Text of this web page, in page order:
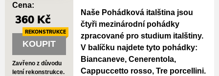
Naše Pohádková italština jsou
čtyři mezinárodní pohádky
zpracované pro studium italštiny.
V balíčku najdete tyto pohádky:
Biancaneve, Cenerentola,
Cappuccetto rosso, Tre porcellini.
Cena:
360 Kč
KOUPIT
REKONSTRUKCE
Zavřeno z důvodu
letní rekonstrukce.